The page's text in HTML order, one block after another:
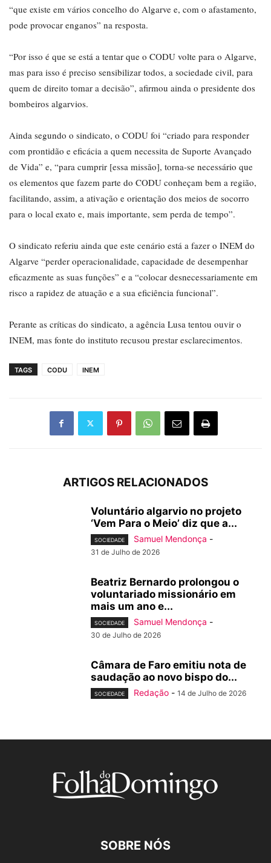
“que existe em vários concelho do Algarve e, com o afastamento,
pode provocar enganos” na resposta.
“Por isso é que se está a tentar que o CODU volte para o Algarve,
mas para isso é preciso sensibilizar todos, a sociedade civil, para
quem de direito tomar a decisão”, afirmou ainda o presidente dos
bombeiros algarvios.
Ainda segundo o sindicato, o CODU foi “criado para responder
com prontidão e eficácia a quem necessita de Suporte Avançado
de Vida” e, “para cumprir [essa missão], torna-se necessário que
os elementos que fazem parte do CODU conheçam bem a região,
facilitando, assim, a ativação e orientação dos meios de socorro
para o local exato e, mais importante, sem perda de tempo”.
O sindicato referiu ainda que este cenário está a fazer o INEM do
Algarve “perder operacionalidade, capacidade de desempenhar
eficazmente as suas funções” e a “colocar desnecessariamente em
risco a rapidez de atuação e a sua eficiência funcional”.
Perante as críticas do sindicato, a agência Lusa tentou ouvir o
INEM, mas fonte do instituto recusou prestar esclarecimentos.
TAGS CODU INEM
ARTIGOS RELACIONADOS
Voluntário algarvio no projeto
‘Vem Para o Meio’ diz que a...
SOCIEDADE Samuel Mendonça -
31 de Julho de 2026
Beatriz Bernardo prolongou o
voluntariado missionário em
mais um ano e...
SOCIEDADE Samuel Mendonça -
30 de Julho de 2026
Câmara de Faro emitiu nota de
saudação ao novo bispo do...
SOCIEDADE Redação - 14 de Julho de 2026
SOBRE NÓS